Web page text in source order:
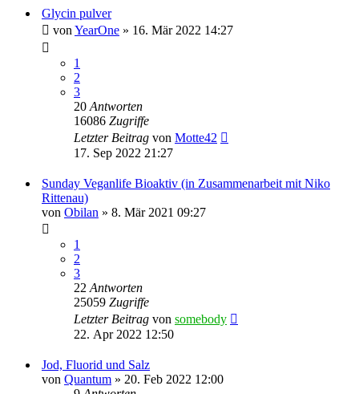
Glycin pulver
von YearOne » 16. Mär 2022 14:27
1
2
3
20 Antworten
16086 Zugriffe
Letzter Beitrag von Motte42
17. Sep 2022 21:27
Sunday Veganlife Bioaktiv (in Zusammenarbeit mit Niko
Rittenau)
von Obilan » 8. Mär 2021 09:27
1
2
3
22 Antworten
25059 Zugriffe
Letzter Beitrag von somebody
22. Apr 2022 12:50
Jod, Fluorid und Salz
von Quantum » 20. Feb 2022 12:00